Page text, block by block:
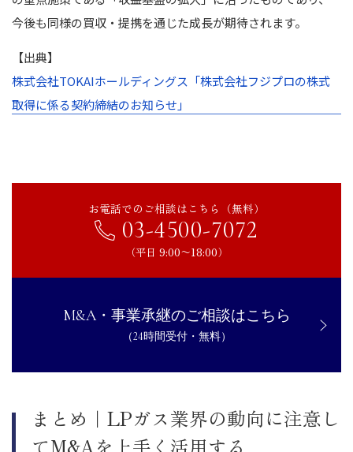
今後も同様の買収・提携を通じた成長が期待されます。
【出典】
株式会社TOKAIホールディングス「株式会社フジプロの株式
取得に係る契約締結のお知らせ」
お電話でのご相談はこちら（無料）
03-4500-7072
（平日 9:00〜18:00）
M&A・事業承継のご相談はこちら
（24時間受付・無料）
まとめ｜LPガス業界の動向に注意し
てM&Aを上手く活用する